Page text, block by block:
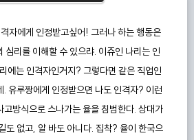
자에게 인정받고싶어! 그러나 하는 행동은
심리를 이해할 수 있으랴. 이쥬인 나리는 인
에는 인격자인거지? 그렇다면 같은 직업인
. 유루짱에게 인정받으면 나도 인격자? 이런
고방식으로 스나가는 율을 침범한다. 상대가
도 없고, 알 바도 아니다. 집착? 율이 한국으